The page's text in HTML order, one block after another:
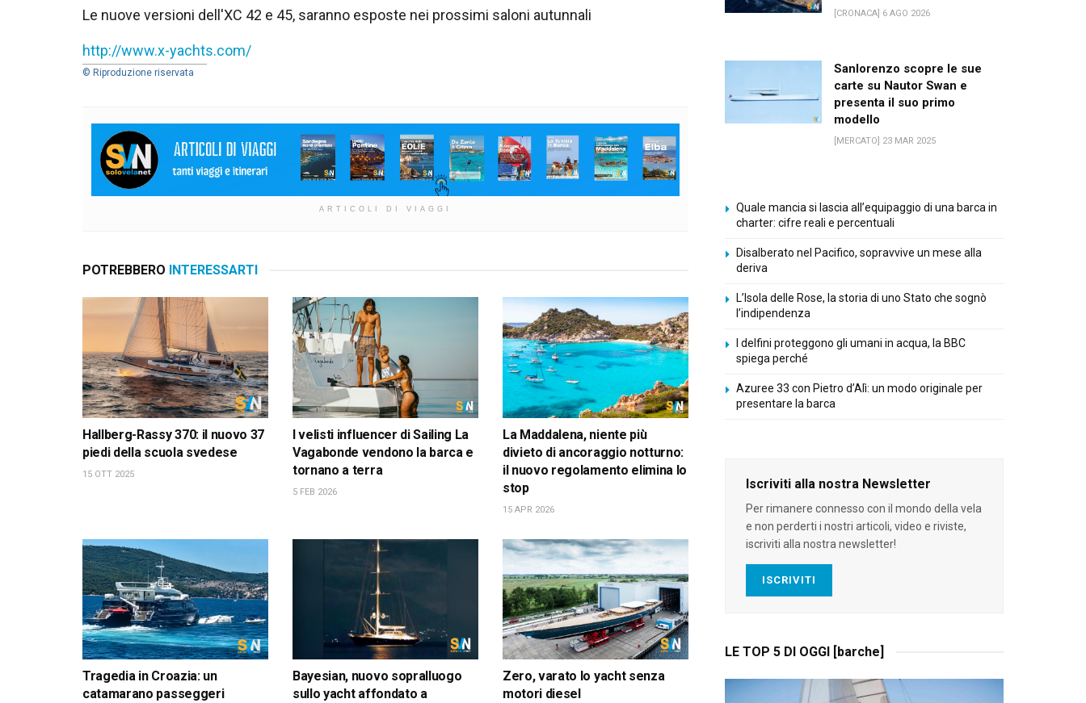
Le nuove versioni dell'XC 42 e 45, saranno esposte nei prossimi saloni autunnali
http://www.x-yachts.com/
© Riproduzione riservata
ARTICOLI DI VIAGGI
POTREBBERO INTERESSARTI
Hallberg-Rassy 370: il nuovo 37
piedi della scuola svedese
15 OTT 2025
I velisti influencer di Sailing La
Vagabonde vendono la barca e
tornano a terra
5 FEB 2026
La Maddalena, niente più
divieto di ancoraggio notturno:
il nuovo regolamento elimina lo
stop
15 APR 2026
Tragedia in Croazia: un
catamarano passeggeri
Bayesian, nuovo sopralluogo
sullo yacht affondato a
Zero, varato lo yacht senza
motori diesel
[CRONACA] 6 AGO 2026
Sanlorenzo scopre le sue
carte su Nautor Swan e
presenta il suo primo
modello
[MERCATO] 23 MAR 2025
Quale mancia si lascia all’equipaggio di una barca in
charter: cifre reali e percentuali
Disalberato nel Pacifico, sopravvive un mese alla
deriva
L’Isola delle Rose, la storia di uno Stato che sognò
l’indipendenza
I delfini proteggono gli umani in acqua, la BBC
spiega perché
Azuree 33 con Pietro d’Alì: un modo originale per
presentare la barca
Iscriviti alla nostra Newsletter
Per rimanere connesso con il mondo della vela
e non perderti i nostri articoli, video e riviste,
iscriviti alla nostra newsletter!
ISCRIVITI
LE TOP 5 DI OGGI [barche]